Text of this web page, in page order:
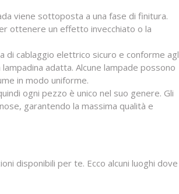
viene sottoposta a una fase di finitura.
ottenere un effetto invecchiato o la
di cablaggio elettrico sicuro e conforme
adatta. Alcune lampade possono
in modo uniforme.
ogni pezzo è unico nel suo genere. Gli
garantendo la massima qualità e
disponibili per te. Ecco alcuni luoghi dove